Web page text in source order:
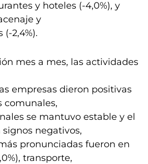
y hoteles (-4,0%), y
y
2,4%).
mes a mes, las actividades
empresas dieron positivas
comunales,
se mantuvo estable y el
negativos,
pronunciadas fueron en
transporte,